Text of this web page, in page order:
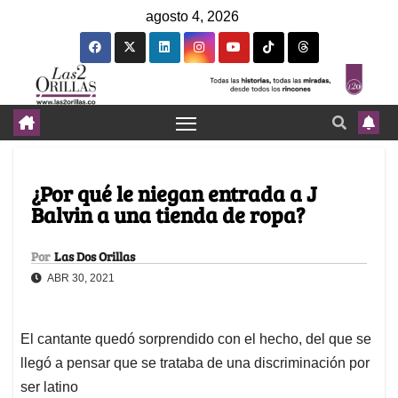
agosto 4, 2026
¿Por qué le niegan entrada a J
Balvin a una tienda de ropa?
Por Las Dos Orillas
ABR 30, 2021
El cantante quedó sorprendido con el hecho, del que se
llegó a pensar que se trataba de una discriminación por
ser latino